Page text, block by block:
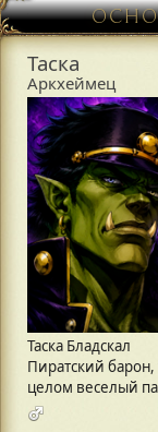
Таска
Аркхеймец
Таска Бладскал
Пиратский
целом веселый